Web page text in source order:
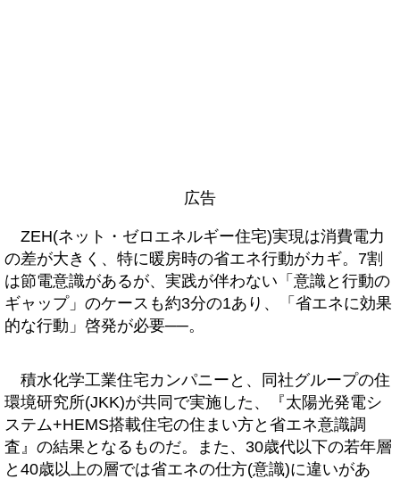
広告
ZEH(ネット・ゼロエネルギー住宅)実現は消費電力
の差が大きく、特に暖房時の省エネ行動がカギ。7割
は節電意識があるが、実践が伴わない「意識と行動の
ギャップ」のケースも約3分の1あり、「省エネに効果
的な行動」啓発が必要──。
積水化学工業住宅カンパニーと、同社グループの住
環境研究所(JKK)が共同で実施した、『太陽光発電シ
ステム+HEMS搭載住宅の住まい方と省エネ意識調
査』の結果となるものだ。また、30歳代以下の若年層
と40歳以上の層では省エネの仕方(意識)に違いがあ